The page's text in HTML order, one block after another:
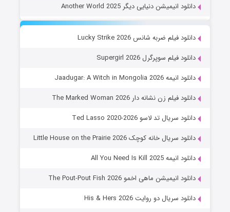
دانلود انیمیشن دنیایی دیگر Another World 2025
دانلود فیلم ضربه شانس Lucky Strike 2026
دانلود فیلم سوپرگرل Supergirl 2026
دانلود انیمه Jaadugar: A Witch in Mongolia 2026
دانلود فیلم زن نشانه دار The Marked Woman 2026
دانلود سریال تد لاسو Ted Lasso 2020-2026
دانلود سریال خانه کوچک Little House on the Prairie 2026
دانلود انیمه All You Need Is Kill 2025
دانلود انیمیشن ماهی اخمو The Pout-Pout Fish 2026
دانلود سریال دو روایت His & Hers 2026